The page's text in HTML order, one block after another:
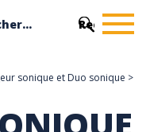
sonique et Duo sonique >